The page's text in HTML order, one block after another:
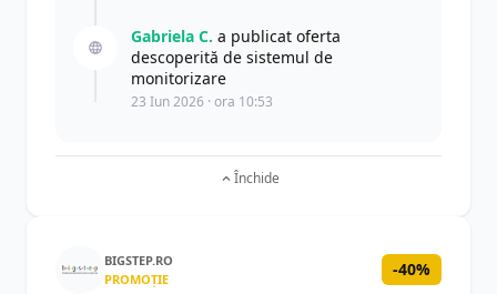
Gabriela C. a publicat oferta
descoperită de sistemul de
monitorizare
23 Iun 2026 · ora 10:53
Închide
BIGSTEP.RO
PROMOȚIE
-40%